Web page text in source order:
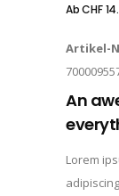
AbCHF
Artikel-
An
Lorem